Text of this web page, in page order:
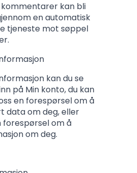
kommentarer kan bli
en automatisk
tjeneste mot søppel
kan du se
på Min konto, du kan
en forespørsel om å
data om deg, eller
forespørsel om å
om deg.